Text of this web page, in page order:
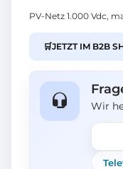
PV-Netz 1.000 Vdc,
🛒JETZT IM B2B
Wir